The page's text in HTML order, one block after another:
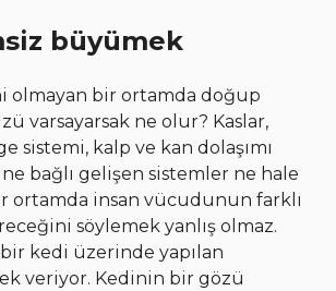
büyümek
olmayan bir ortamda doğup
varsayarsak ne olur? Kaslar,
sistemi, kalp ve kan dolaşımı
bağlı gelişen sistemler ne hale
ortamda insan vücudunun farklı
söylemek yanlış olmaz.
kedi üzerinde yapılan
veriyor. Kedinin bir gözü